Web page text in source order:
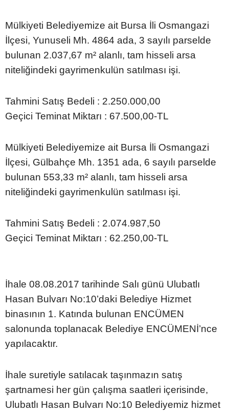
Mülkiyeti Belediyemize ait Bursa İli Osmangazi
İlçesi, Yunuseli Mh. 4864 ada, 3 sayılı parselde
bulunan 2.037,67 m² alanlı, tam hisseli arsa
niteliğindeki gayrimenkulün satılması işi.
Tahmini Satış Bedeli : 2.250.000,00
Geçici Teminat Miktarı : 67.500,00-TL
Mülkiyeti Belediyemize ait Bursa İli Osmangazi
İlçesi, Gülbahçe Mh. 1351 ada, 6 sayılı parselde
bulunan 553,33 m² alanlı, tam hisseli arsa
niteliğindeki gayrimenkulün satılması işi.
Tahmini Satış Bedeli : 2.074.987,50
Geçici Teminat Miktarı : 62.250,00-TL
İhale 08.08.2017 tarihinde Salı günü Ulubatlı
Hasan Bulvarı No:10’daki Belediye Hizmet
binasının 1. Katında bulunan ENCÜMEN
salonunda toplanacak Belediye ENCÜMENİ’nce
yapılacaktır.
İhale suretiyle satılacak taşınmazın satış
şartnamesi her gün çalışma saatleri içerisinde,
Ulubatlı Hasan Bulvarı No:10 Belediyemiz hizmet